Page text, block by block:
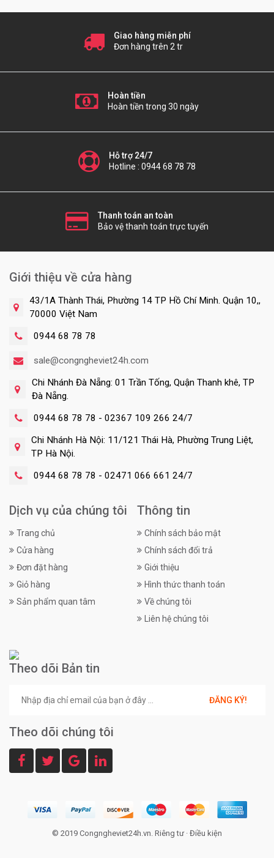
Giao hàng miễn phí
Đơn hàng trên 2 tr
Hoàn tiền
Hoàn tiền trong 30 ngày
Hỗ trợ 24/7
Hotline : 0944 68 78 78
Thanh toán an toàn
Bảo vệ thanh toán trực tuyến
Giới thiệu về cửa hàng
43/1A Thành Thái, Phường 14 TP Hồ Chí Minh. Quận 10,,
70000 Việt Nam
0944 68 78 78
sale@congngheviet24h.com
Chi Nhánh Đà Nẵng: 01 Trần Tống, Quận Thanh khê, TP
Đà Nẵng.
0944 68 78 78 - 02367 109 266 24/7
Chi Nhánh Hà Nội: 11/121 Thái Hà, Phường Trung Liệt,
TP Hà Nội.
0944 68 78 78 - 02471 066 661 24/7
Dịch vụ của chúng tôi
Trang chủ
Cửa hàng
Đơn đặt hàng
Giỏ hàng
Sản phẩm quan tâm
Thông tin
Chính sách bảo mật
Chính sách đổi trả
Giới thiệu
Hình thức thanh toán
Về chúng tôi
Liên hệ chúng tôi
Theo dõi Bản tin
ĐĂNG KÝ!
Theo dõi chúng tôi
© 2019 Congngheviet24h.vn. Riêng tư · Điều kiện